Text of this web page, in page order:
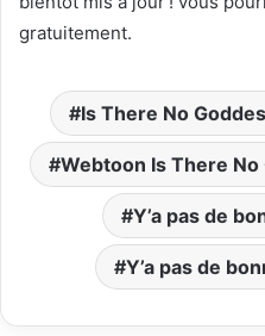
gratuitement.
Is There No
Webtoon Is There
Y’a pas de
Y’a pas de